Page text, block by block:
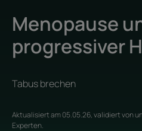
Menopause
progressiver
Tabus brechen
Aktualisiert am05.05.26, validiert von
Experten.